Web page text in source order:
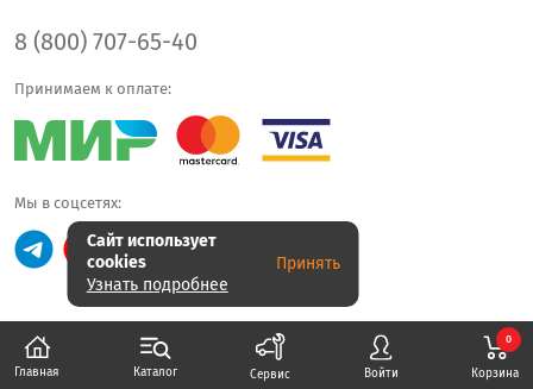
8 (800) 707-65-40
Принимаем к оплате:
Мы в соцсетях:
Главная Каталог Сервис Войти
0
Корзина
Сайт использует
cookies
Узнать подробнее
Принять